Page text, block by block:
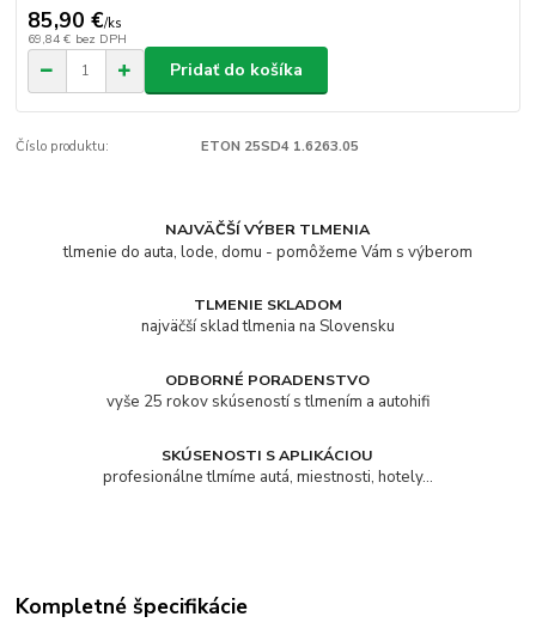
85,90 €/ks
69,84 € bez DPH
Pridať do košíka
Číslo produktu: ETON 25SD4 1.6263.05
NAJVÄČŠÍ VÝBER TLMENIA
tlmenie do auta, lode, domu - pomôžeme Vám s výberom
TLMENIE SKLADOM
najväčší sklad tlmenia na Slovensku
ODBORNÉ PORADENSTVO
vyše 25 rokov skúseností s tlmením a autohifi
SKÚSENOSTI S APLIKÁCIOU
profesionálne tlmíme autá, miestnosti, hotely...
Kompletné špecifikácie